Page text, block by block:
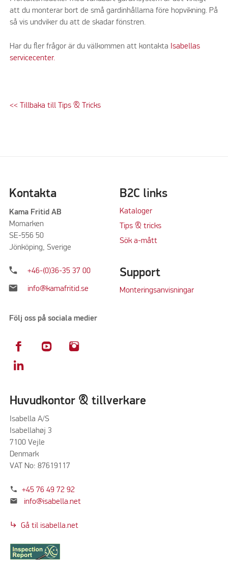
att du monterar bort de små gardinhållarna före hopvikning. På
så vis undviker du att de skadar fönstren.
Har du fler frågor är du välkommen att kontakta Isabellas
servicecenter.
<< Tillbaka till Tips & Tricks
Kontakta
Kama Fritid AB
Momarken
SE-556 50
Jönköping, Sverige
phone +46-(0)36-35 37 00
mail info@kamafritid.se
Följ oss på sociala medier
B2C links
Kataloger
Tips & tricks
Sök a-mått
Support
Monteringsanvisningar
Huvudkontor & tillverkare
Isabella A/S
Isabellahøj 3
7100 Vejle
Denmark
VAT No: 87619117
phone +45 76 49 72 92
mail info@isabella.net
subdirectory_arrow_right Gå til isabella.net